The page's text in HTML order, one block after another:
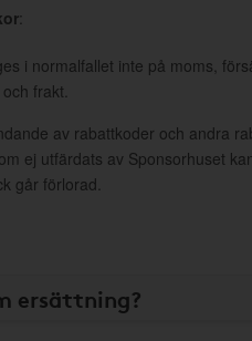
:
i normalfallet inte på moms,
frakt.
av rabattkoder och andra
ej utfärdats av Sponsorhuset
går förlorad.
ersättning?